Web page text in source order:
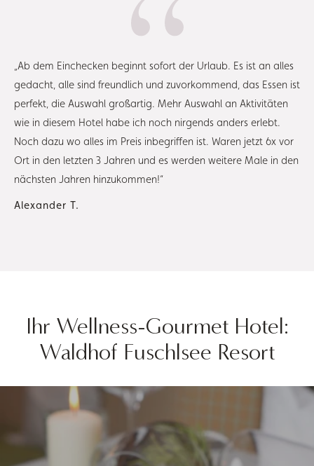
„Ab dem Einchecken beginnt sofort der Urlaub. Es ist an alles
gedacht, alle sind freundlich und zuvorkommend, das Essen ist
perfekt, die Auswahl großartig. Mehr Auswahl an Aktivitäten
wie in diesem Hotel habe ich noch nirgends anders erlebt.
Noch dazu wo alles im Preis inbegriffen ist. Waren jetzt 6x vor
Ort in den letzten 3 Jahren und es werden weitere Male in den
nächsten Jahren hinzukommen!“
Alexander T.
Ihr Wellness-Gourmet Hotel:
Waldhof Fuschlsee Resort